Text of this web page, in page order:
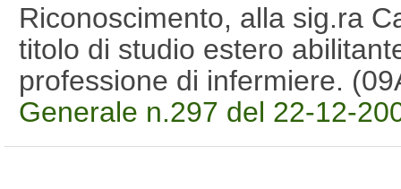
Riconoscimento, alla sig.ra
titolo di studio estero
professione di infermiere.
Generale n.297 del 22-12-